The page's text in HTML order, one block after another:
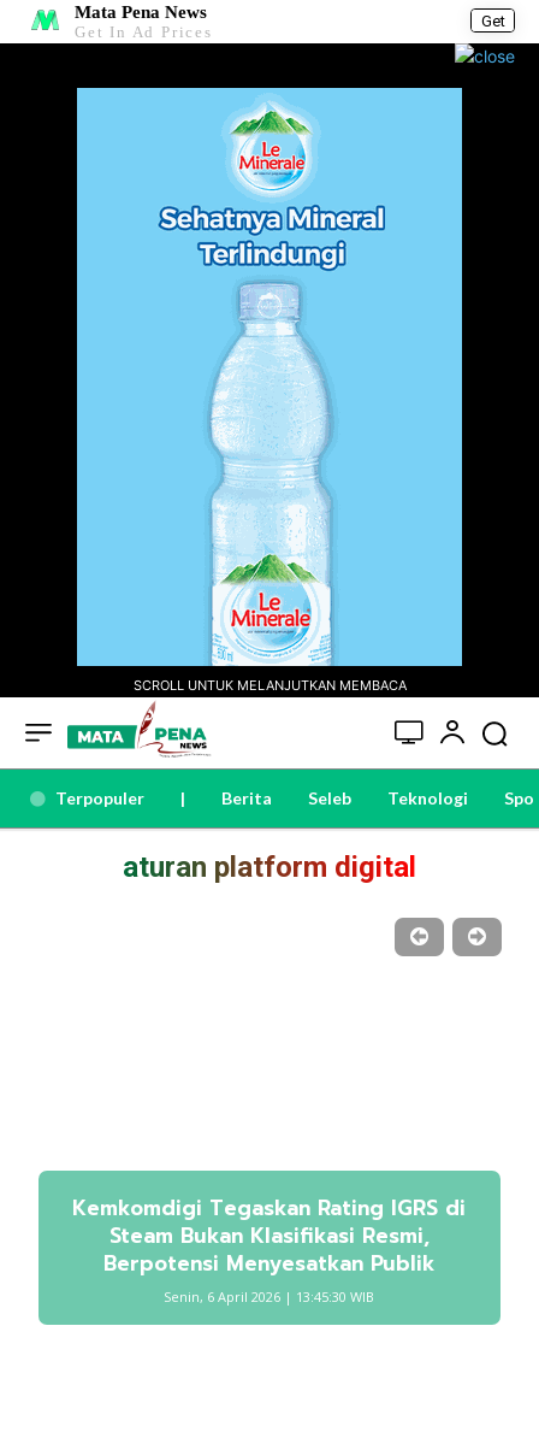
Get
Mata Pena News
Get In Ad Prices
SCROLL UNTUK MELANJUTKAN MEMBACA
Terpopuler | Berita Seleb Teknologi
aturan platform digital
Kemkomdigi Tegaskan Rating IGRS di
Steam Bukan Klasifikasi Resmi,
Berpotensi Menyesatkan Publik
Senin, 6 April 2026 | 13:45:30 WIB